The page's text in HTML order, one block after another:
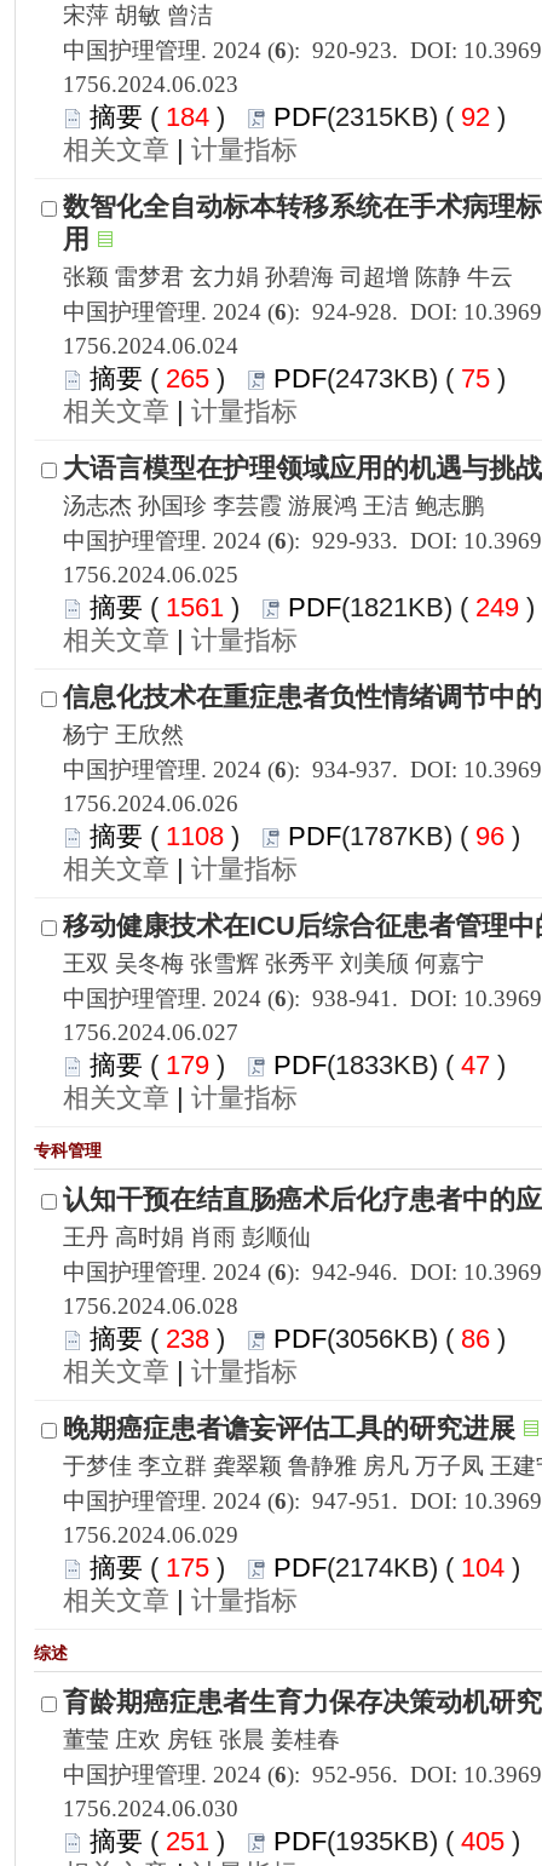
1756.2024.06.023
184 ) 92 )
|
1756.2024.06.024
265 ) 75 )
|
1756.2024.06.025
1561 ) 249
|
1756.2024.06.026
1108 ) 96 )
|
1756.2024.06.027
179 ) 47 )
|
1756.2024.06.028
238 ) 86 )
|
1756.2024.06.029
175 ) 104 )
|
1756.2024.06.030
251 ) 405 )